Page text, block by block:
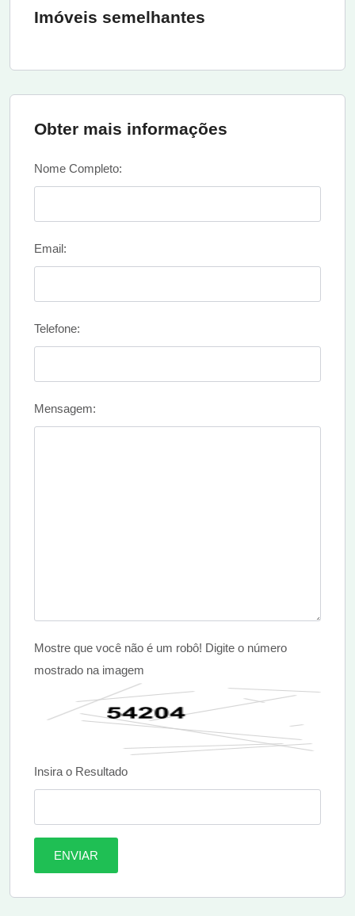
Imóveis semelhantes
Obter mais informações
Nome Completo:
Email:
Telefone:
Mensagem:
Mostre que você não é um robô! Digite o número
mostrado na imagem
Insira o Resultado
ENVIAR